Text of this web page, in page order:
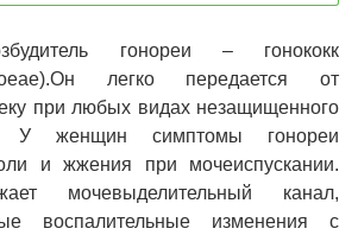
гонореи – гонококк
легко передается от
при любых видах незащищенного
У женщин симптомы гонореи
и жжения при мочеиспускании.
мочевыделительный канал,
воспалительные изменения с